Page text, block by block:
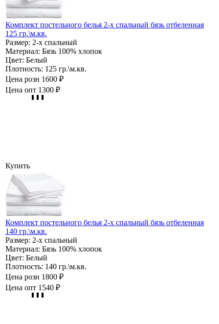
Комплект постельного белья 2-х спальный бязь отбеленная
125 гр.\м.кв.
Размер: 2-х спальный
Материал: Бязь 100% хлопок
Цвет: Белый
Плотность: 125 гр.\м.кв.
Цена розн 1600 ₽
Цена опт 1300 ₽
Купить
Комплект постельного белья 2-х спальный бязь отбеленная
140 гр.\м.кв.
Размер: 2-х спальный
Материал: Бязь 100% хлопок
Цвет: Белый
Плотность: 140 гр.\м.кв.
Цена розн 1800 ₽
Цена опт 1540 ₽